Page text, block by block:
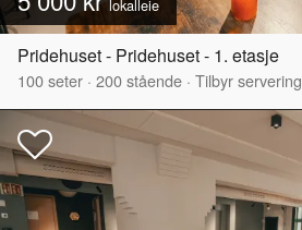
lokalleie
Pridehuset - Pridehuset - 1. etasje
100seter · 200stående · Tilbyr servering